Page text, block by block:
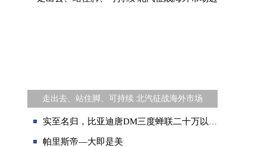
走出去、站住脚、可持续 北汽征战海外市场
实至名归，比亚迪唐DM三度蝉联二十万以上新能源SUV Top3
帕里斯帝—大即是美